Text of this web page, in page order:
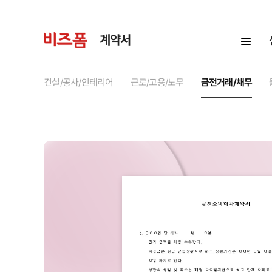
계약서
건설/공사/인테리어 근로/고용/노무 금전거래/채무